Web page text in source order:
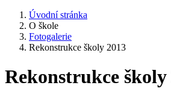
Úvodní stránka
O škole
Fotogalerie
Rekonstrukce školy 2013
Rekonstrukce školy